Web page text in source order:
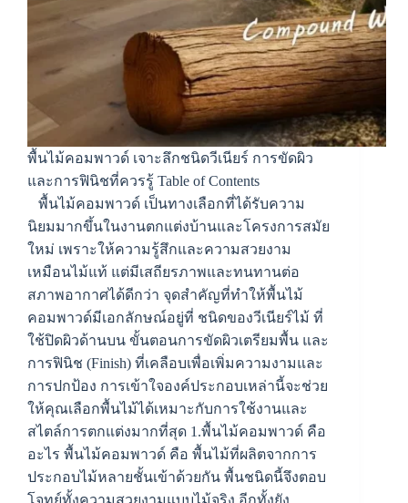
พื้นไม้คอมพาวด์ เจาะลึกชนิดวีเนียร์ การขัดผิว
และการฟินิชที่ควรรู้ Table of Contents
พื้นไม้คอมพาวด์ เป็นทางเลือกที่ได้รับความ
นิยมมากขึ้นในงานตกแต่งบ้านและโครงการสมัย
ใหม่ เพราะให้ความรู้สึกและความสวยงาม
เหมือนไม้แท้ แต่มีเสถียรภาพและทนทานต่อ
สภาพอากาศได้ดีกว่า จุดสำคัญที่ทำให้พื้นไม้
คอมพาวด์มีเอกลักษณ์อยู่ที่ ชนิดของวีเนียร์ไม้ ที่
ใช้ปิดผิวด้านบน ขั้นตอนการขัดผิวเตรียมพื้น และ
การฟินิช (Finish) ที่เคลือบเพื่อเพิ่มความงามและ
การปกป้อง การเข้าใจองค์ประกอบเหล่านี้จะช่วย
ให้คุณเลือกพื้นไม้ได้เหมาะกับการใช้งานและ
สไตล์การตกแต่งมากที่สุด 1.พื้นไม้คอมพาวด์ คือ
อะไร พื้นไม้คอมพาวด์ คือ พื้นไม้ที่ผลิตจากการ
ประกอบไม้หลายชั้นเข้าด้วยกัน พื้นชนิดนี้จึงตอบ